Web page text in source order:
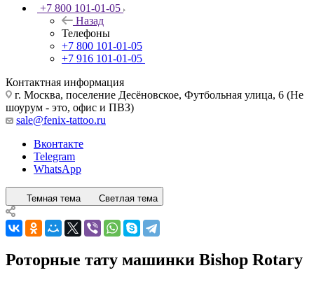
+7 800 101-01-05
Назад
Телефоны
+7 800 101-01-05
+7 916 101-01-05
Контактная информация
г. Москва, поселение Десёновское, Футбольная улица, 6 (Не
шоурум - это, офис и ПВЗ)
sale@fenix-tattoo.ru
Вконтакте
Telegram
WhatsApp
Темная тема Светлая тема
Роторные тату машинки Bishop Rotary